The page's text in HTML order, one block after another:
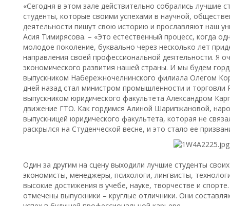
«Сегодня в этом зале действительно собрались лучшие
студенты, которые своими успехами в научной,
деятельности пишут свою историю и прославляют наш
Асия Тимирясова. – «Это естественный процесс, когда
молодое поколение, буквально через несколько лет
направления своей профессиональной деятельности. Я
экономического развития нашей страны. И мы будем
выпускником Набережночелнинского филиала Олегом
дней назад стал министром промышленности и торговли
выпускником юридического факультета Александром
движение ГТО. Как гордимся Алиной Шарипжановой,
выпускницей юридического факультета, которая не
раскрылся на Студенческой весне, и это стало ее
Один за другим на сцену выходили лучшие студенты
экономисты, менеджеры, психологи, лингвисты,
высокие достижения в учебе, науке, творчестве и
отмечены выпускники – круглые отличники. Они